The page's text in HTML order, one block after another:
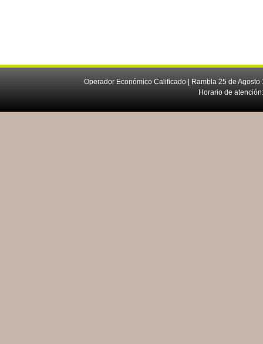
Operador Económico Calificado | Rambla 25 de
Horario de